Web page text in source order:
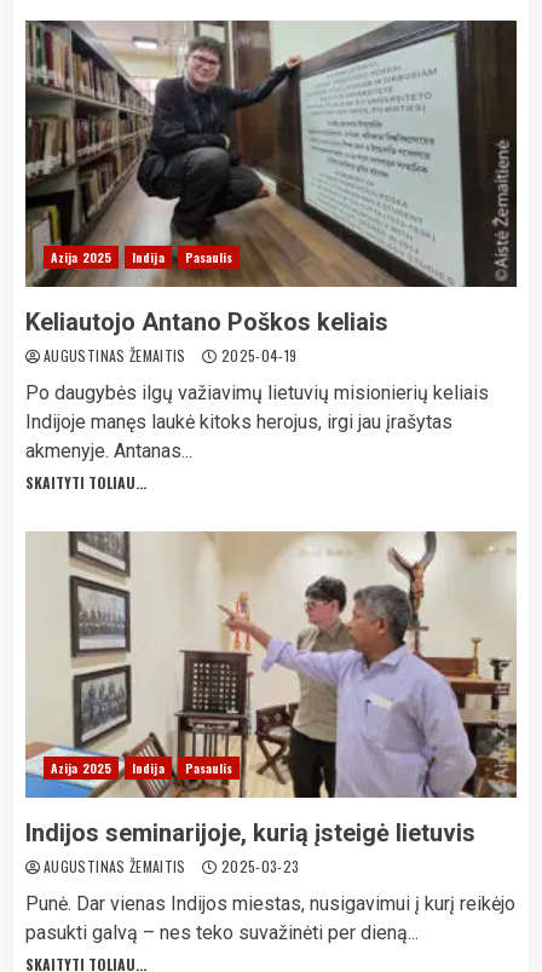
Azija 2025 Indija Pasaulis
Keliautojo Antano Poškos keliais
AUGUSTINAS ŽEMAITIS 2025-04-19
Po daugybės ilgų važiavimų lietuvių misionierių keliais
Indijoje manęs laukė kitoks herojus, irgi jau įrašytas
akmenyje. Antanas...
SKAITYTI TOLIAU...
Azija 2025 Indija Pasaulis
Indijos seminarijoje, kurią įsteigė lietuvis
AUGUSTINAS ŽEMAITIS 2025-03-23
Punė. Dar vienas Indijos miestas, nusigavimui į kurį reikėjo
pasukti galvą – nes teko suvažinėti per dieną...
SKAITYTI TOLIAU...